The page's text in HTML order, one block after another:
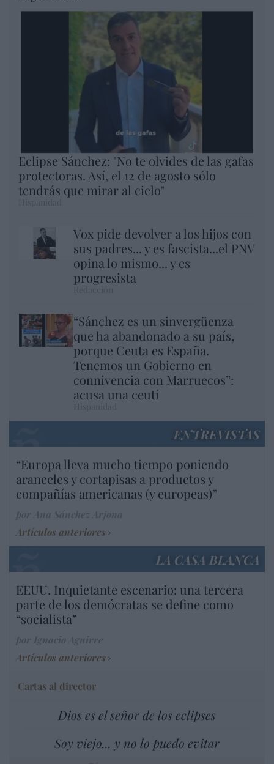
Eclipse Sánchez: "No te olvides de las gafas
protectoras. Así, el 12 de agosto sólo
tendrás que mirar al cielo"
Vox pide devolver a los hijos con
sus padres... y es fascista...el PNV
opina lo mismo... y es
progresista
“Sánchez es un sinvergüenza
que ha abandonado a su país,
porque Ceuta es España.
Tenemos un Gobierno en
connivencia con Marruecos”:
acusa una ceutí
ENTREVISTAS
“Europa lleva mucho tiempo poniendo
aranceles y cortapisas a productos y
compañías americanas (y europeas)”
Artículos anteriores
LA CASA BLANCA
EEUU. Inquietante escenario: una tercera
parte de los demócratas se define como
“socialista”
Artículos anteriores
Cartas al director
Dios es el señor de los eclipses
Soy viejo... y no lo puedo evitar